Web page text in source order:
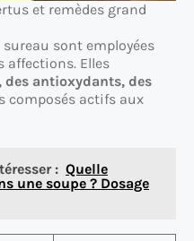
et remèdes grand
sont employées
affections. Elles
des antioxydants, des
composés actifs aux
: Quelle
une soupe ? Dosage